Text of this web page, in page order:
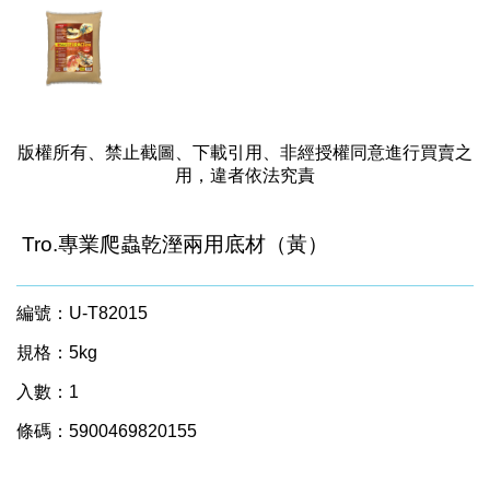
版權所有、禁止截圖、下載引用、非經授權同意進行買賣之
用，違者依法究責
Tro.專業爬蟲乾溼兩用底材（黃）
編號：U-T82015
規格：5kg
入數：1
條碼：5900469820155